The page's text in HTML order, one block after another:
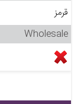
قرمز
Wholesale